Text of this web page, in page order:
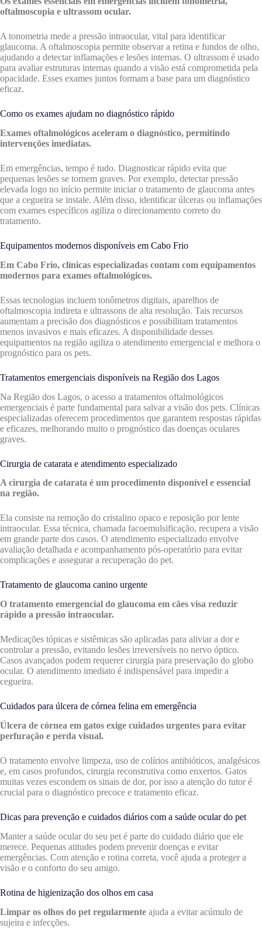
oftalmoscopia e ultrassom ocular.
A tonometria mede a pressão intraocular, vital para identificar
glaucoma. A oftalmoscopia permite observar a retina e fundos de olho,
ajudando a detectar inflamações e lesões internas. O ultrassom é usado
para avaliar estruturas internas quando a visão está comprometida pela
opacidade. Esses exames juntos formam a base para um diagnóstico
eficaz.
Como os exames ajudam no diagnóstico rápido
Exames oftalmológicos aceleram o diagnóstico, permitindo
intervenções imediatas.
Em emergências, tempo é tudo. Diagnosticar rápido evita que
pequenas lesões se tornem graves. Por exemplo, detectar pressão
elevada logo no início permite iniciar o tratamento de glaucoma antes
que a cegueira se instale. Além disso, identificar úlceras ou inflamações
com exames específicos agiliza o direcionamento correto do
tratamento.
Equipamentos modernos disponíveis em Cabo Frio
Em Cabo Frio, clínicas especializadas contam com equipamentos
modernos para exames oftalmológicos.
Essas tecnologias incluem tonômetros digitais, aparelhos de
oftalmoscopia indireta e ultrassons de alta resolução. Tais recursos
aumentam a precisão dos diagnósticos e possibilitam tratamentos
menos invasivos e mais eficazes. A disponibilidade desses
equipamentos na região agiliza o atendimento emergencial e melhora o
prognóstico para os pets.
Tratamentos emergenciais disponíveis na Região dos Lagos
Na Região dos Lagos, o acesso a tratamentos oftalmológicos
emergenciais é parte fundamental para salvar a visão dos pets. Clínicas
especializadas oferecem procedimentos que garantem respostas rápidas
e eficazes, melhorando muito o prognóstico das doenças oculares
graves.
Cirurgia de catarata e atendimento especializado
A cirurgia de catarata é um procedimento disponível e essencial
na região.
Ela consiste na remoção do cristalino opaco e reposição por lente
intraocular. Essa técnica, chamada facoemulsificação, recupera a visão
em grande parte dos casos. O atendimento especializado envolve
avaliação detalhada e acompanhamento pós-operatório para evitar
complicações e assegurar a recuperação do pet.
Tratamento de glaucoma canino urgente
O tratamento emergencial do glaucoma em cães visa reduzir
rápido a pressão intraocular.
Medicações tópicas e sistêmicas são aplicadas para aliviar a dor e
controlar a pressão, evitando lesões irreversíveis no nervo óptico.
Casos avançados podem requerer cirurgia para preservação do globo
ocular. O atendimento imediato é indispensável para impedir a
cegueira.
Cuidados para úlcera de córnea felina em emergência
Úlcera de córnea em gatos exige cuidados urgentes para evitar
perfuração e perda visual.
O tratamento envolve limpeza, uso de colírios antibióticos, analgésicos
e, em casos profundos, cirurgia reconstrutiva como enxertos. Gatos
muitas vezes escondem os sinais de dor, por isso a atenção do tutor é
crucial para o diagnóstico precoce e tratamento eficaz.
Dicas para prevenção e cuidados diários com a saúde ocular do pet
Manter a saúde ocular do seu pet é parte do cuidado diário que ele
merece. Pequenas atitudes podem prevenir doenças e evitar
emergências. Com atenção e rotina correta, você ajuda a proteger a
visão e o conforto do seu amigo.
Rotina de higienização dos olhos em casa
Limpar os olhos do pet regularmente ajuda a evitar acúmulo de
sujeira e infecções.